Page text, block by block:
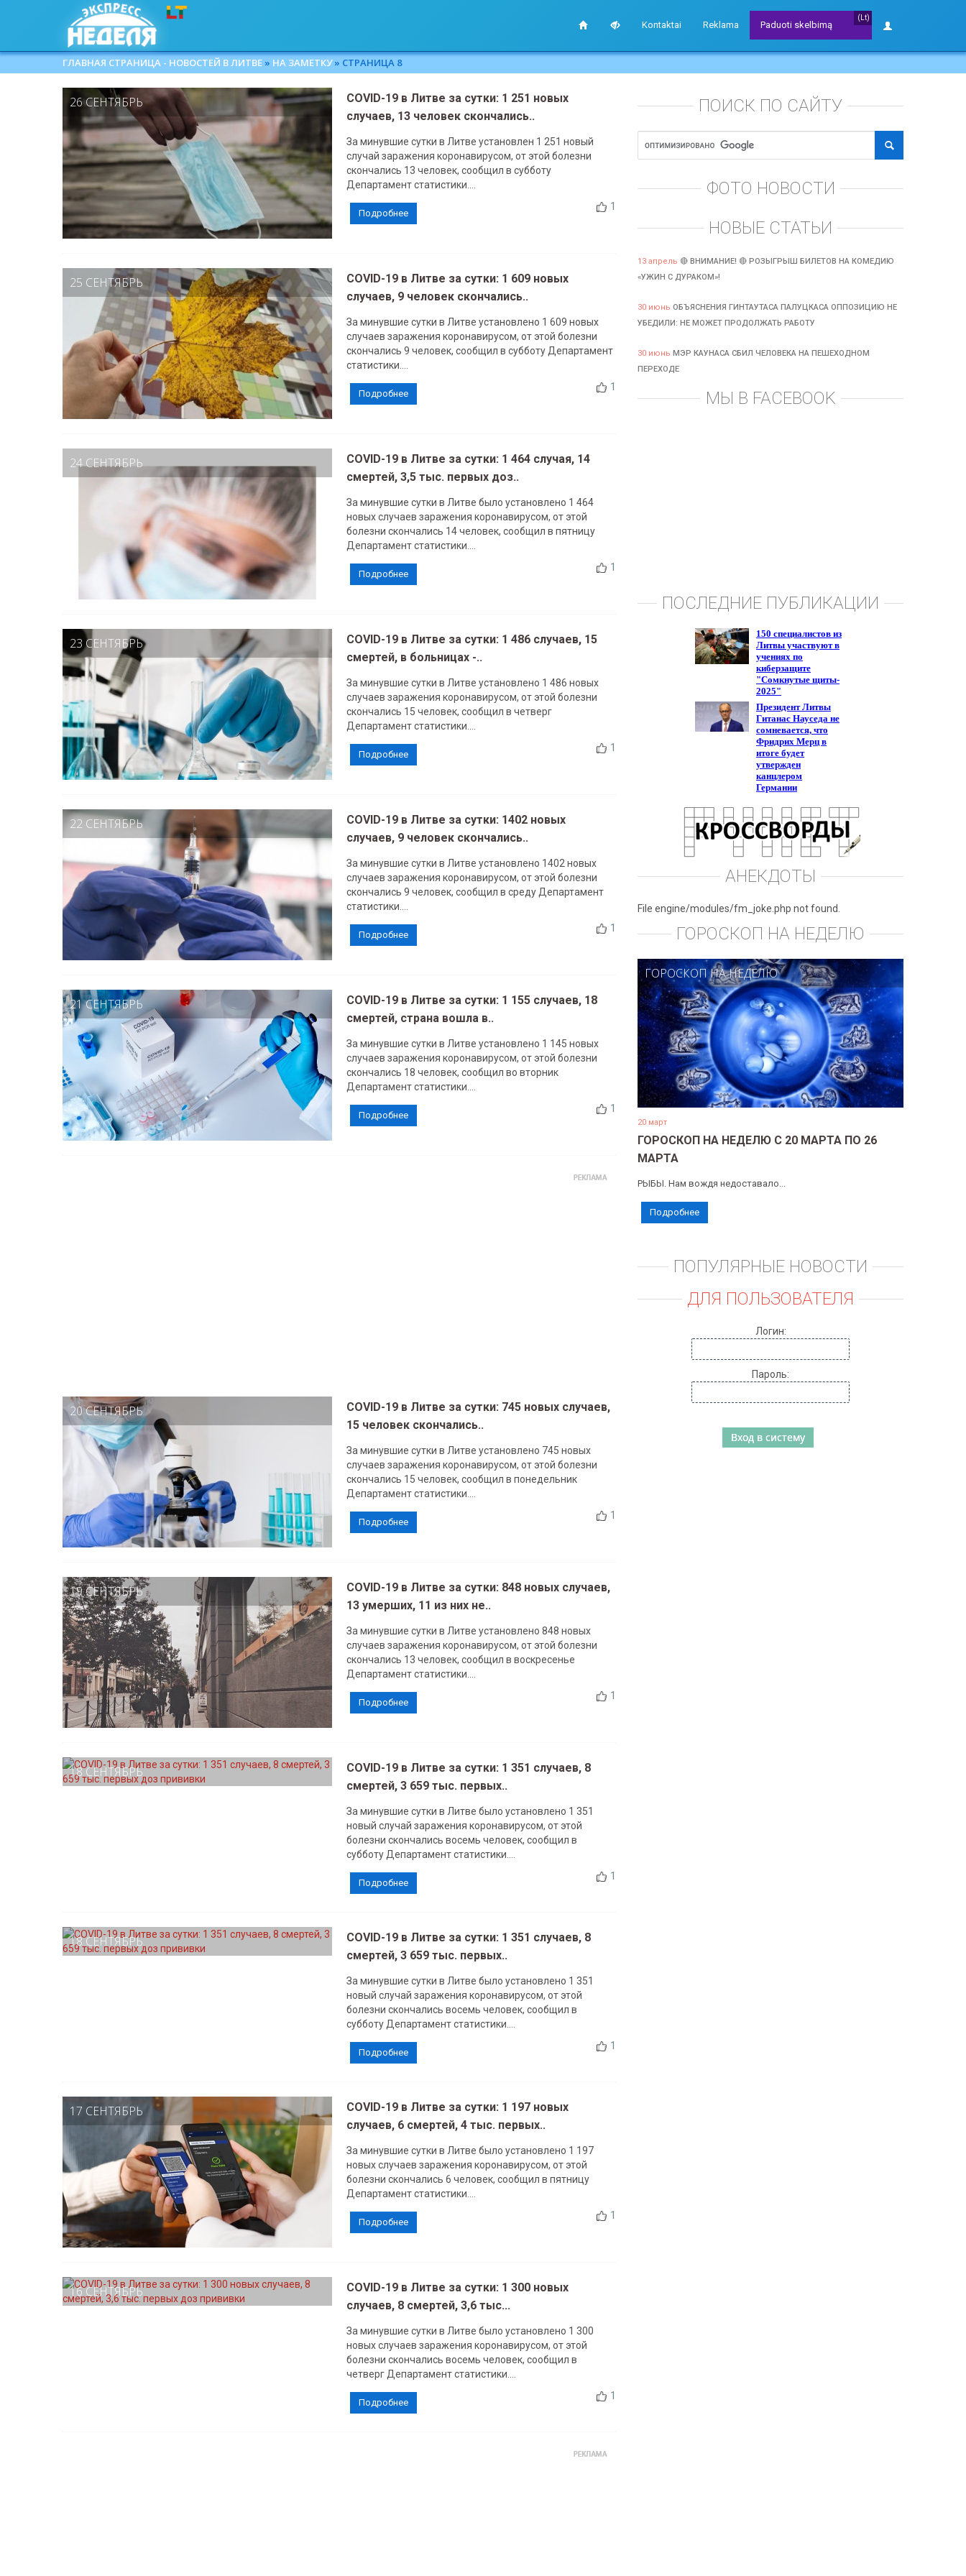
Kontaktai Reklama
(Lt)
Paduoti skelbimą
ГЛАВНАЯ СТРАНИЦА - НОВОСТЕЙ В ЛИТВЕ » НА ЗАМЕТКУ» СТРАНИЦА 8
26 СЕНТЯБРЬ
COVID-19 в Литве за сутки: 1 251 новых
случаев, 13 человек скончались..
За минувшие сутки в Литве установлен 1 251 новый
случай заражения коронавирусом, от этой болезни
скончались 13 человек, сообщил в субботу
Департамент статистики....
1
Подробнее
25 СЕНТЯБРЬ
COVID-19 в Литве за сутки: 1 609 новых
случаев, 9 человек скончались..
За минувшие сутки в Литве установлено 1 609 новых
случаев заражения коронавирусом, от этой болезни
скончались 9 человек, сообщил в субботу Департамент
статистики....
1
Подробнее
24 СЕНТЯБРЬ
COVID-19 в Литве за сутки: 1 464 случая, 14
смертей, 3,5 тыс. первых доз..
За минувшие сутки в Литве было установлено 1 464
новых случаев заражения коронавирусом, от этой
болезни скончались 14 человек, сообщил в пятницу
Департамент статистики....
1
Подробнее
23 СЕНТЯБРЬ
COVID-19 в Литве за сутки: 1 486 случаев, 15
смертей, в больницах -..
За минувшие сутки в Литве установлено 1 486 новых
случаев заражения коронавирусом, от этой болезни
скончались 15 человек, сообщил в четверг
Департамент статистики....
1
Подробнее
22 СЕНТЯБРЬ
COVID-19 в Литве за сутки: 1402 новых
случаев, 9 человек скончались..
За минувшие сутки в Литве установлено 1402 новых
случаев заражения коронавирусом, от этой болезни
скончались 9 человек, сообщил в среду Департамент
статистики....
1
Подробнее
21 СЕНТЯБРЬ
COVID-19 в Литве за сутки: 1 155 случаев, 18
смертей, страна вошла в..
За минувшие сутки в Литве установлено 1 145 новых
случаев заражения коронавирусом, от этой болезни
скончались 18 человек, сообщил во вторник
Департамент статистики....
1
Подробнее
20 СЕНТЯБРЬ
COVID-19 в Литве за сутки: 745 новых случаев,
15 человек скончались..
За минувшие сутки в Литве установлено 745 новых
случаев заражения коронавирусом, от этой болезни
скончались 15 человек, сообщил в понедельник
Департамент статистики....
1
Подробнее
19 СЕНТЯБРЬ
COVID-19 в Литве за сутки: 848 новых случаев,
13 умерших, 11 из них не..
За минувшие сутки в Литве установлено 848 новых
случаев заражения коронавирусом, от этой болезни
скончались 13 человек, сообщил в воскресенье
Департамент статистики....
1
Подробнее
18 СЕНТЯБРЬ
COVID-19 в Литве за сутки: 1 351 случаев, 8
смертей, 3 659 тыс. первых..
За минувшие сутки в Литве было установлено 1 351
новый случай заражения коронавирусом, от этой
болезни скончались восемь человек, сообщил в
субботу Департамент статистики....
1
Подробнее
18 СЕНТЯБРЬ
COVID-19 в Литве за сутки: 1 351 случаев, 8
смертей, 3 659 тыс. первых..
За минувшие сутки в Литве было установлено 1 351
новый случай заражения коронавирусом, от этой
болезни скончались восемь человек, сообщил в
субботу Департамент статистики....
1
Подробнее
17 СЕНТЯБРЬ
COVID-19 в Литве за сутки: 1 197 новых
случаев, 6 смертей, 4 тыс. первых..
За минувшие сутки в Литве было установлено 1 197
новых случаев заражения коронавирусом, от этой
болезни скончались 6 человек, сообщил в пятницу
Департамент статистики....
1
Подробнее
16 СЕНТЯБРЬ
COVID-19 в Литве за сутки: 1 300 новых
случаев, 8 смертей, 3,6 тыс...
За минувшие сутки в Литве было установлено 1 300
новых случаев заражения коронавирусом, от этой
болезни скончались восемь человек, сообщил в
четверг Департамент статистики....
1
Подробнее
ПОИСК ПО САЙТУ
ФОТО НОВОСТИ
НОВЫЕ СТАТЬИ
13 апрель 🔴 ВНИМАНИЕ! 🔴 РОЗЫГРЫШ БИЛЕТОВ НА КОМЕДИЮ
«УЖИН С ДУРАКОМ»!
30 июнь ОБЪЯСНЕНИЯ ГИНТАУТАСА ПАЛУЦКАСА ОППОЗИЦИЮ НЕ
УБЕДИЛИ: НЕ МОЖЕТ ПРОДОЛЖАТЬ РАБОТУ
30 июнь МЭР КАУНАСА СБИЛ ЧЕЛОВЕКА НА ПЕШЕХОДНОМ
ПЕРЕХОДЕ
МЫ В FACEBOOK
ПОСЛЕДНИЕ ПУБЛИКАЦИИ
АНЕКДОТЫ
File engine/modules/fm_joke.php not found.
ГОРОСКОП НА НЕДЕЛЮ
ГОРОСКОП НА НЕДЕЛЮ
20 март
ГОРОСКОП НА НЕДЕЛЮ С 20 МАРТА ПО 26
МАРТА
РЫБЫ. Нам вождя недоставало...
Подробнее
ПОПУЛЯРНЫЕ НОВОСТИ
ДЛЯ ПОЛЬЗОВАТЕЛЯ
Логин:
Пароль: